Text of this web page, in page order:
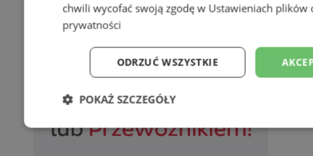
chwili wycofać swoją zgodę w Ustawieniach plików
prywatności
ODRZUĆ WSZYSTKIE
POKAŻ SZCZEGÓŁY
Niezbędne Wydajność